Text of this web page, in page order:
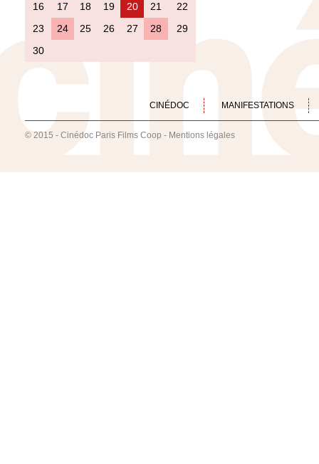
16
17 18 19 20 21
22
23
24 25 26 27 28
29
30
CINÉDOC MANIFESTATIONS
© 2015 - Cinédoc Paris Films Coop - Mentions légales